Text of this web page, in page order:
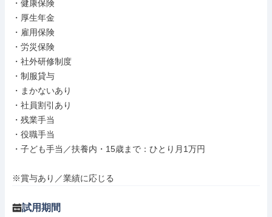
・健康保険
・厚生年金
・雇用保険
・労災保険
・社外研修制度
・制服貸与
・まかないあり
・社員割引あり
・残業手当
・役職手当
・子ども手当／扶養内・15歳まで：ひとり月1万円
※賞与あり／業績に応じる
試用期間